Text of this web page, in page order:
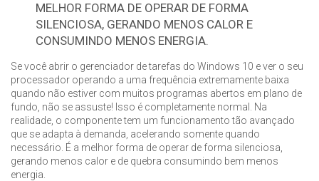
MELHOR FORMA DE OPERAR DE FORMA
SILENCIOSA, GERANDO MENOS CALOR E
CONSUMINDO MENOS ENERGIA.
Se você abrir o gerenciador de tarefas do Windows 10 e ver o seu
processador operando a uma frequência extremamente baixa
quando não estiver com muitos programas abertos em plano de
fundo, não se assuste! Isso é completamente normal. Na
realidade, o componente tem um funcionamento tão avançado
que se adapta à demanda, acelerando somente quando
necessário. É a melhor forma de operar de forma silenciosa,
gerando menos calor e de quebra consumindo bem menos
energia.